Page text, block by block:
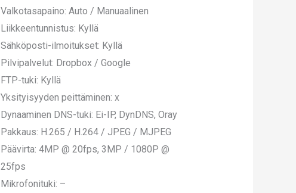
Valkotasapaino: Auto / Manuaalinen
Liikkeentunnistus: Kyllä
Sähköposti-ilmoitukset: Kyllä
Pilvipalvelut: Dropbox / Google
FTP-tuki: Kyllä
Yksityisyyden peittäminen: x
Dynaaminen DNS-tuki: Ei-IP, DynDNS, Oray
Pakkaus: H.265 / H.264 / JPEG / MJPEG
Päävirta: 4MP @ 20fps, 3MP / 1080P @
25fps
Mikrofonituki: –